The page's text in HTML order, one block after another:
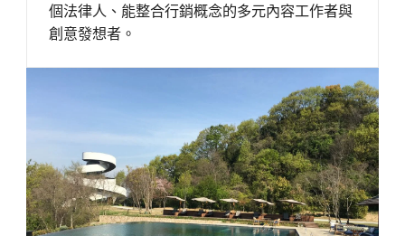
個法律人、能整合行銷概念的多元內容工作者與
創意發想者。